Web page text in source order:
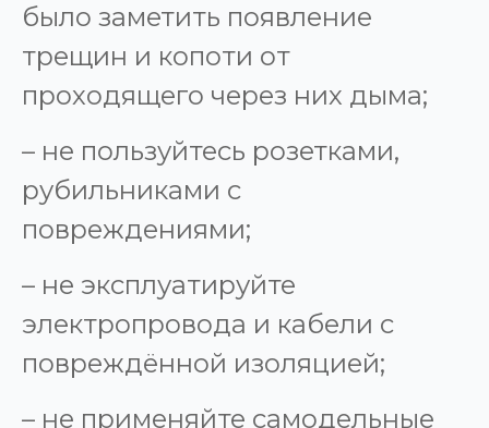
было заметить появление
трещин и копоти от
проходящего через них дыма;
– не пользуйтесь розетками,
рубильниками с
повреждениями;
– не эксплуатируйте
электропровода и кабели с
повреждённой изоляцией;
– не применяйте самодельные